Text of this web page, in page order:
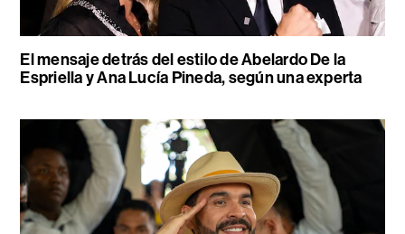
El mensaje detrás del estilo de Abelardo De la
Espriella y Ana Lucía Pineda, según una experta